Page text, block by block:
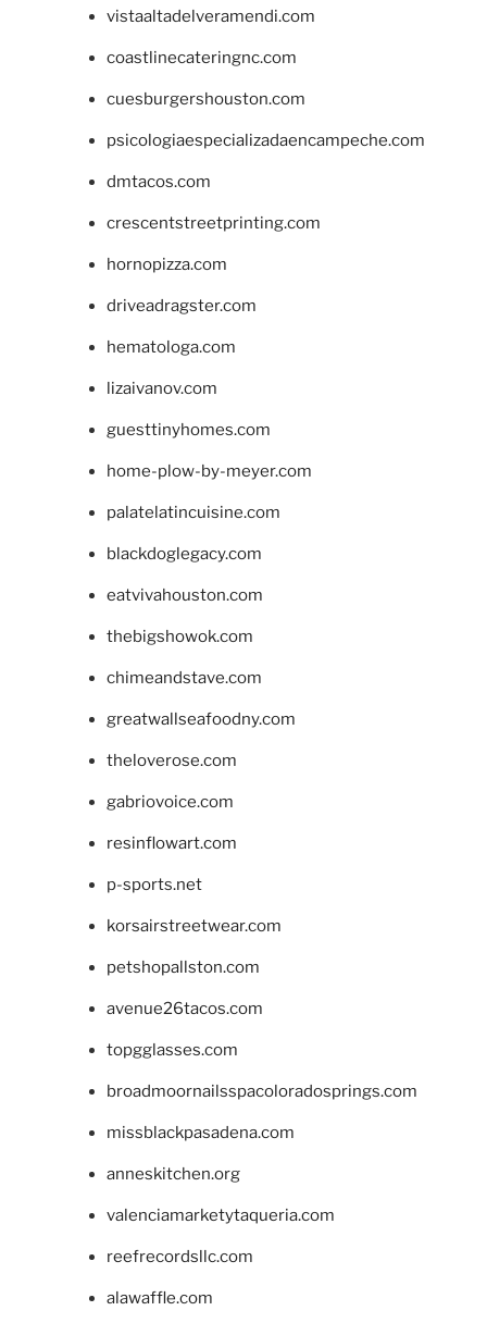
vistaaltadelveramendi.com
coastlinecateringnc.com
cuesburgershouston.com
psicologiaespecializadaencampeche.com
dmtacos.com
crescentstreetprinting.com
hornopizza.com
driveadragster.com
hematologa.com
lizaivanov.com
guesttinyhomes.com
home-plow-by-meyer.com
palatelatincuisine.com
blackdoglegacy.com
eatvivahouston.com
thebigshowok.com
chimeandstave.com
greatwallseafoodny.com
theloverose.com
gabriovoice.com
resinflowart.com
p-sports.net
korsairstreetwear.com
petshopallston.com
avenue26tacos.com
topgglasses.com
broadmoornailsspacoloradosprings.com
missblackpasadena.com
anneskitchen.org
valenciamarketytaqueria.com
reefrecordsllc.com
alawaffle.com